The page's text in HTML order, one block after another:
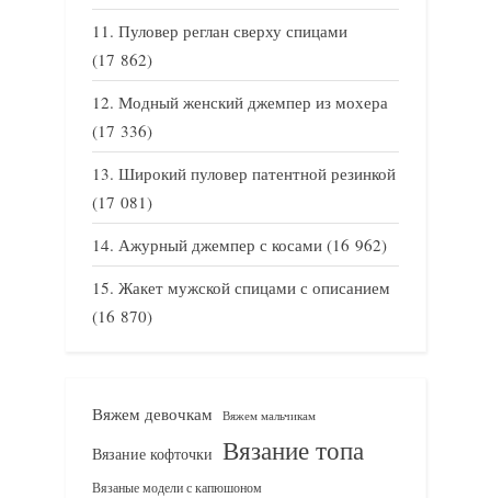
Пуловер реглан сверху спицами
(17 862)
Модный женский джемпер из мохера
(17 336)
Широкий пуловер патентной резинкой
(17 081)
Ажурный джемпер с косами (16 962)
Жакет мужской спицами с описанием
(16 870)
Вяжем девочкам Вяжем мальчикам
Вязание кофточки Вязание топа
Вязаные модели с капюшоном